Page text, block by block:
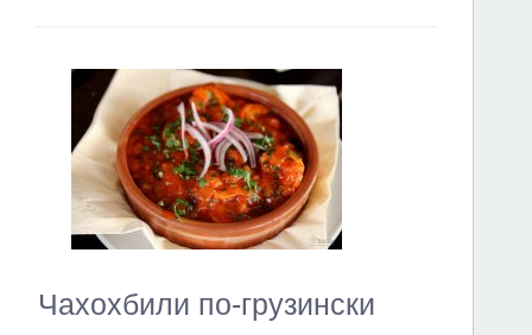
Чахохбили по-грузински